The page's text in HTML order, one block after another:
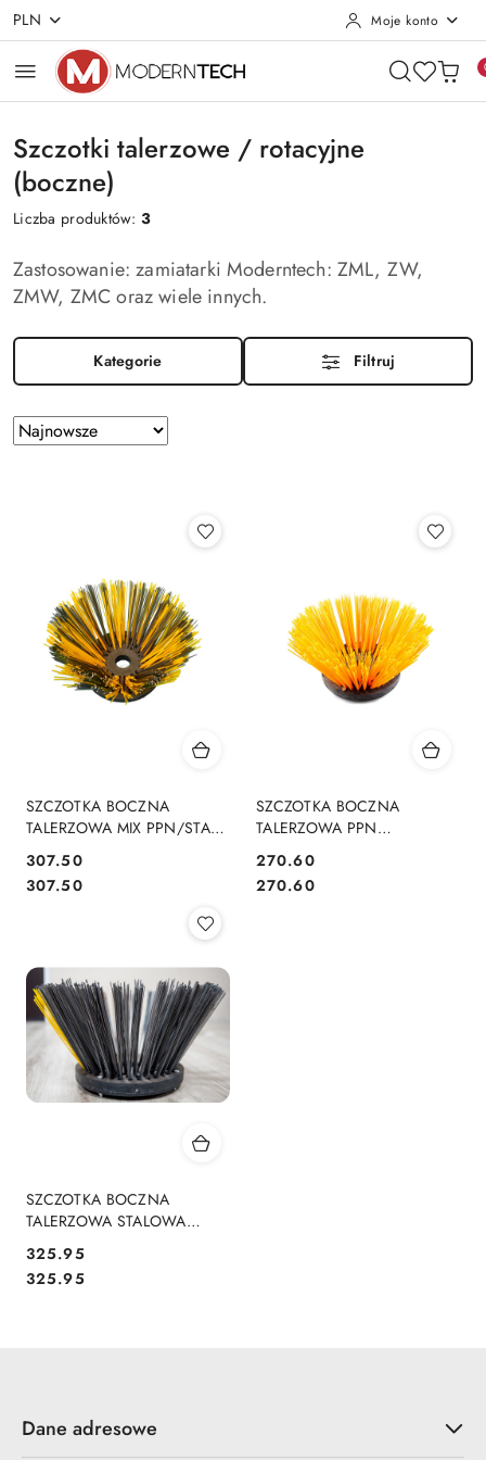
Przejdź do treści głównej
Przejdź do wyszukiwarki
Przejdź do moje konto
Przejdź do menu głównego
Przejdź do stopki
PLN Moje konto
Szczotki talerzowe / rotacyjne
(boczne)
Liczba produktów:3
Zastosowanie: zamiatarki Moderntech: ZML, ZW,
ZMW, ZMC oraz wiele innych.
Kategorie Filtruj
Zastosowano
sortowanie:
Sortuj
według
SZCZOTKA BOCZNA
TALERZOWA MIX PPN/STAL
320x500mm 320/500 DO
ZAMIATARKI PLASTIK/DRUT
DO ZAMIATAREK
Cena:
307.50
Cena:
307.50
SZCZOTKA BOCZNA
TALERZOWA PPN
320x500mm 320/500 DO
ZAMIATARKI PLASTIK
TWORZYWO DO
Cena:
270.60
Cena:
270.60
SZCZOTKA BOCZNA
TALERZOWA STALOWA
ZAMIATARKI DRUT DO
ZAMIATAREK
Cena:
325.95
Cena:
325.95
Dane adresowe